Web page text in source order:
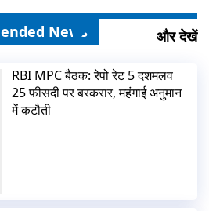
News और देखें
RBI MPC बैठक: रेपो रेट 5 दशमलव
25 फीसदी पर बरकरार, महंगाई अनुमान
में कटौती